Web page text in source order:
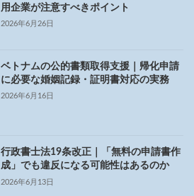
用企業が注意すべきポイント
2026年6月26日
ベトナムの公的書類取得支援｜帰化申請
に必要な婚姻記録・証明書対応の実務
2026年6月16日
行政書士法19条改正｜「無料の申請書作
成」でも違反になる可能性はあるのか
2026年6月13日